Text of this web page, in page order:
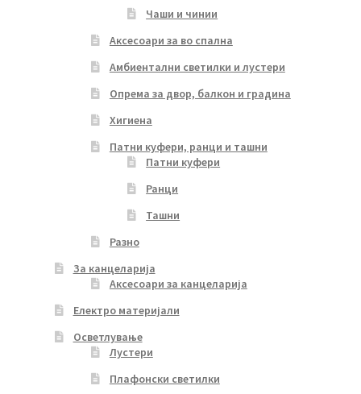
Чаши и чинии
Аксесоари за во спална
Амбиентални светилки и лустери
Опрема за двор, балкон и градина
Хигиена
Патни куфери, ранци и ташни
Патни куфери
Ранци
Ташни
Разно
За канцеларија
Аксесоари за канцеларија
Електро материјали
Осветлување
Лустери
Плафонски светилки